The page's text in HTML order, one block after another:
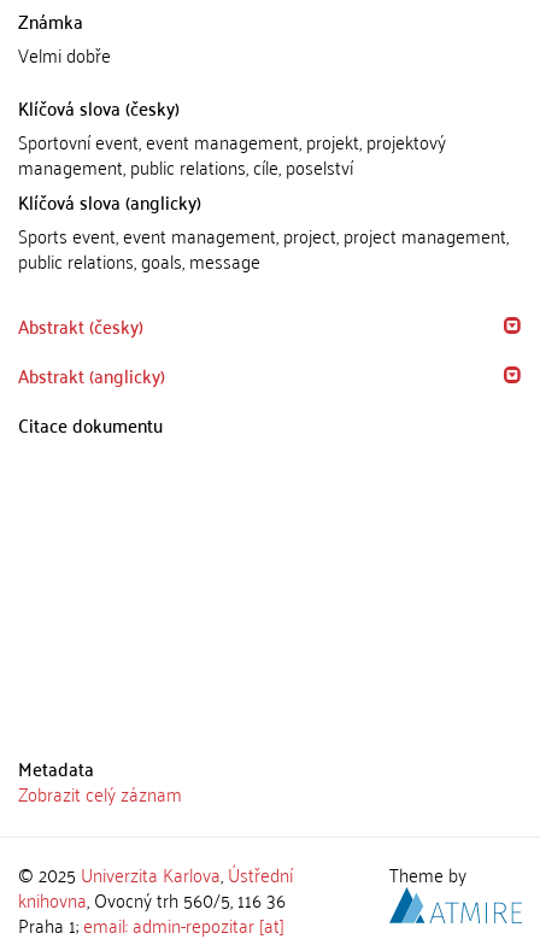
Známka
Velmi dobře
Klíčová slova (česky)
Sportovní event, event management, projekt, projektový
management, public relations, cíle, poselství
Klíčová slova (anglicky)
Sports event, event management, project, project management,
public relations, goals, message
Abstrakt (česky)
Abstrakt (anglicky)
Citace dokumentu
Metadata
Zobrazit celý záznam
© 2025 Univerzita Karlova,Ústřední
knihovna, Ovocný trh 560/5, 116 36
Praha 1;email: admin-repozitar [at]
Theme by